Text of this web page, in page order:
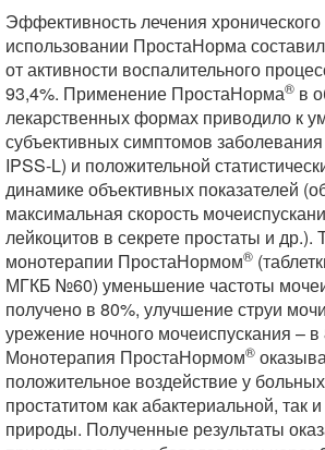
Эффективность лечения хронического
использовании ПростаНорма
от активности воспалительного
93,4%. Применение ПростаНорма® в
лекарственных формах приводило к
субъективных симптомов
IPSS-L) и положительной
динамике объективных показателей
максимальная скорость
лейкоцитов в секрете простаты и др.).
монотерапии ПростаНормом®
МГКБ №60) уменьшение частоты
получено в 80%, улучшение струи
урежение ночного мочеиспускания – в
Монотерапия ПростаНормом®
положительное воздействие у
простатитом как абактериальной, так
природы. Полученные результаты